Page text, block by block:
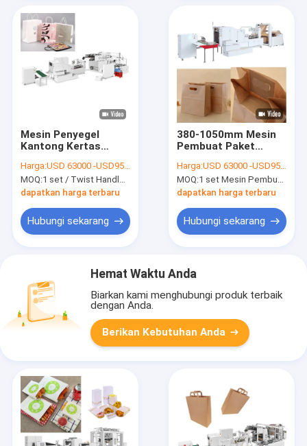
Mesin Penyegel
Kantong Kertas
180mm Untuk Tas
Belanja
Harga:USD 63000 -USD95000
MOQ:1 set / Twist Handle Mesin Penyegel Kantong Kertas Bawah Persegi Untuk Tas Belanja
dapatkan harga terbaru
Hubungi sekarang
380-1050mm Mesin
Pembuat Paket
Pemotong Kantong
Kertas FECT
Harga:USD 63000 -USD95000
MOQ:1 set Mesin Pembuat Kantong Kertas Bawah Persegi Otomatis Dengan Pegangan Pemotongan Mati
dapatkan harga terbaru
Hubungi sekarang
Hemat Waktu Anda
Biarkan kami menghubungi produk terbaik
dengan Anda.
Berikan Kebutuhan Anda